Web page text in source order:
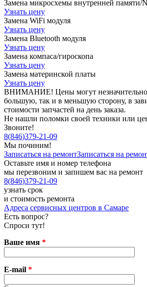
Замена микросхемы внутренней памяти/
Узнать цену
Замена WiFi модуля
Узнать цену
Замена Bluetooth модуля
Узнать цену
Замена компаса/гироскопа
Узнать цену
Замена материнской платы
Узнать цену
ВНИМАНИЕ! Цены могут незначительно
большую, так и в меньшую сторону, в
стоимости запчастей на день заказа.
Не нашли поломки своей техники или
Звоните!
8(846)379-21-09
Мы починим!
Записаться на ремонтЗаписаться на
Оставьте имя и номер телефона
мы перезвоним и запишем вас на ремонт
8(846)379-21-09
узнать срок
и стоимость ремонта
Адреса сервисных центров в Самаре
Есть вопрос?
Спроси тут!
Ваше имя *
E-mail *